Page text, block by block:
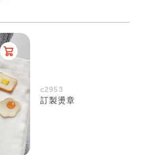
c2953
訂製燙章